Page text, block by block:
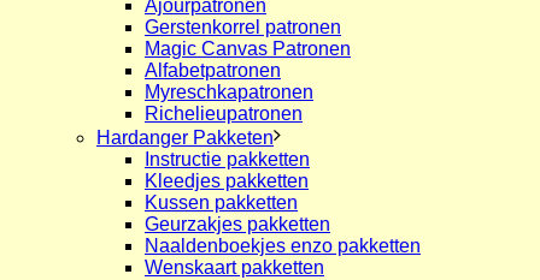
Ajourpatronen
Gerstenkorrel patronen
Magic Canvas Patronen
Alfabetpatronen
Myreschkapatronen
Richelieupatronen
Hardanger Pakketen
Instructie pakketten
Kleedjes pakketten
Kussen pakketten
Geurzakjes pakketten
Naaldenboekjes enzo pakketten
Wenskaart pakketten